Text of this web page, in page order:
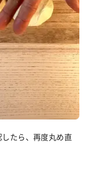
たら、再度丸め直